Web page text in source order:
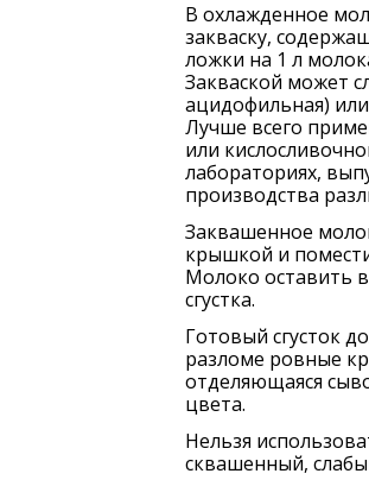
В охлажденное
закваску,
ложки на 1 л
Закваской может
ацидофильная)
Лучше всего
или
лабораториях,
производства
Заквашенное
крышкой и
Молоко оставить
сгустка.
Готовый сгусток
разломе ровные
отделяющаяся
цвета.
Нельзя
сквашенный,